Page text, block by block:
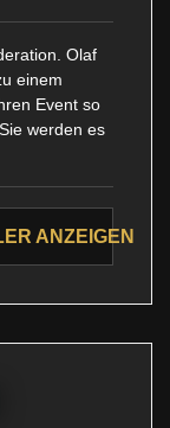
Olaf
einem
Event so
werden es
ANZEIGEN